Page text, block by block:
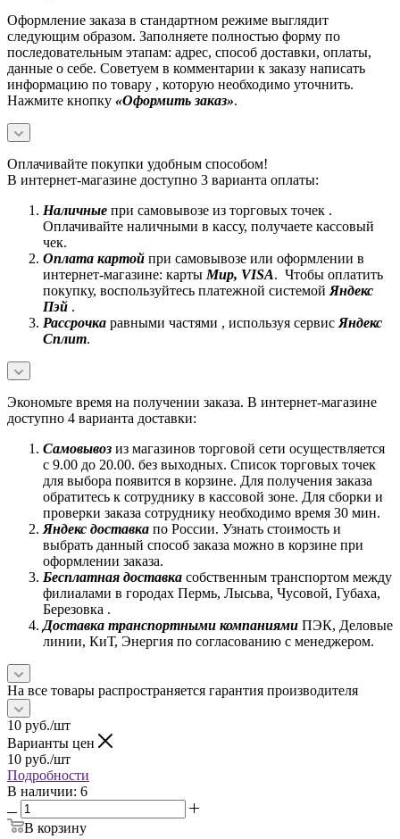
Оформление заказа в стандартном режиме выглядит
следующим образом. Заполняете полностью форму по
последовательным этапам: адрес, способ доставки, оплаты,
данные о себе. Советуем в комментарии к заказу написать
информацию по товару , которую необходимо уточнить.
Нажмите кнопку «Оформить заказ».
Оплачивайте покупки удобным способом!
В интернет-магазине доступно 3 варианта оплаты:
Наличные при самовывозе из торговых точек .
Оплачивайте наличными в кассу, получаете кассовый
чек.
Оплата картой при самовывозе или оформлении в
интернет-магазине: карты Mир, VISA. Чтобы оплатить
покупку, воспользуйтесь платежной системой Яндекс
Пэй .
Рассрочка равными частями , используя сервис Яндекс
Сплит.
Экономьте время на получении заказа. В интернет-магазине
доступно 4 варианта доставки:
Самовывоз из магазинов торговой сети осуществляется
с 9.00 до 20.00. без выходных. Список торговых точек
для выбора появится в корзине. Для получения заказа
обратитесь к сотруднику в кассовой зоне. Для сборки и
проверки заказа сотруднику необходимо время 30 мин.
Яндекс доставка по России. Узнать стоимость и
выбрать данный способ заказа можно в корзине при
оформлении заказа.
Бесплатная доставка собственным транспортом между
филиалами в городах Пермь, Лысьва, Чусовой, Губаха,
Березовка .
Доставка транспортными компаниями ПЭК, Деловые
линии, КиТ, Энергия по согласованию с менеджером.
На все товары распространяется гарантия производителя
10 руб./шт
Варианты цен
10 руб./шт
Подробности
В наличии: 6
В корзину